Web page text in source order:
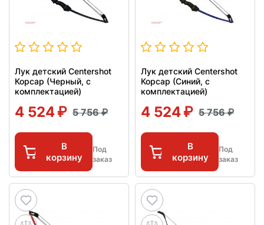
Лук детский Centershot
Корсар (Черный, с
комплектацией)
4 524 5 756
В
корзину
Под
заказ
Лук детский Centershot
Корсар (Синий, с
комплектацией)
4 524 5 756
В
корзину
Под
заказ